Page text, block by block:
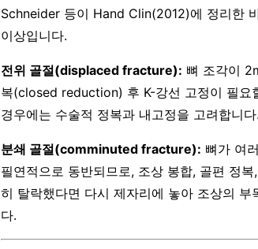
Schneider 등이 Hand Clin(2012)에 정리한
이상입니다.
전위 골절(displaced fracture): 뼈 조각이
복(closed reduction) 후 K-강선 고정이 필요
경우에는 수술적 정복과 내고정을 고려합니다.
분쇄 골절(comminuted fracture): 뼈가 여
필연적으로 동반되므로, 조상 봉합, 골편 정
히 탈락했다면 다시 제자리에 놓아 조상의
다.